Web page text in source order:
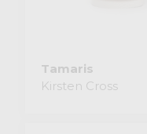
Tamaris
Kirsten Cross